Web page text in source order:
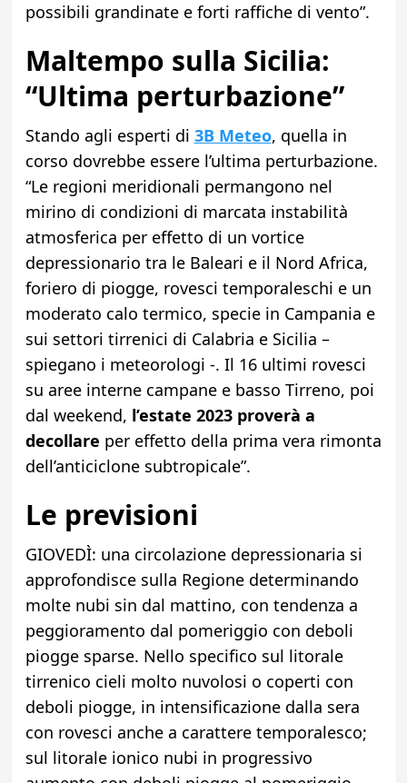
possibili grandinate e forti raffiche di vento”.
Maltempo sulla Sicilia:
“Ultima perturbazione”
Stando agli esperti di 3B Meteo, quella in
corso dovrebbe essere l’ultima perturbazione.
“Le regioni meridionali permangono nel
mirino di condizioni di marcata instabilità
atmosferica per effetto di un vortice
depressionario tra le Baleari e il Nord Africa,
foriero di piogge, rovesci temporaleschi e un
moderato calo termico, specie in Campania e
sui settori tirrenici di Calabria e Sicilia –
spiegano i meteorologi -. Il 16 ultimi rovesci
su aree interne campane e basso Tirreno, poi
dal weekend, l’estate 2023 proverà a
decollare per effetto della prima vera rimonta
dell’anticiclone subtropicale”.
Le previsioni
GIOVEDÌ: una circolazione depressionaria si
approfondisce sulla Regione determinando
molte nubi sin dal mattino, con tendenza a
peggioramento dal pomeriggio con deboli
piogge sparse. Nello specifico sul litorale
tirrenico cieli molto nuvolosi o coperti con
deboli piogge, in intensificazione dalla sera
con rovesci anche a carattere temporalesco;
sul litorale ionico nubi in progressivo